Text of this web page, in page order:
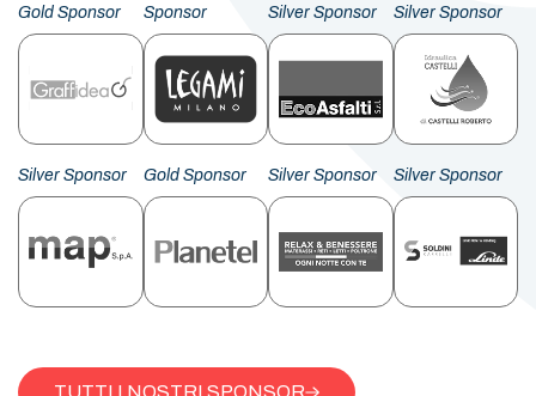
Gold Sponsor
Sponsor
Silver Sponsor Silver Sponsor
Silver Sponsor Gold Sponsor Silver Sponsor Silver Sponsor
TUTTI I NOSTRI SPONSOR